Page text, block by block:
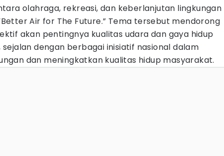
olahraga, rekreasi, dan keberlanjutan lingkungan
Air for The Future.” Tema tersebut mendorong
akan pentingnya kualitas udara dan gaya hidup
dengan berbagai inisiatif nasional dalam
dan meningkatkan kualitas hidup masyarakat.